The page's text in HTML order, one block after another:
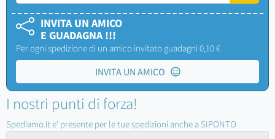
INVITA UN AMICO
E GUADAGNA !!!
Per ogni spedizione di un amico invitato guadagni 0,10 €
INVITA UN AMICO
I nostri punti di forza!
Spediamo.it e' presente per le tue spedizioni anche a SIPONTO